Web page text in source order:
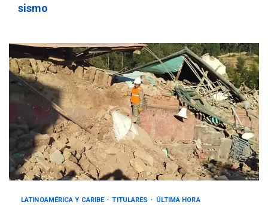
sismo
LATINOAMÉRICA Y CARIBE TITULARES ÚLTIMA HORA